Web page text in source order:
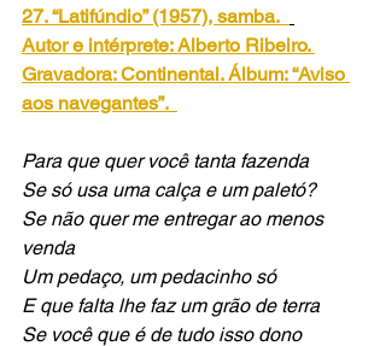
27. “Latifúndio” (1957), samba.
Autor e intérprete: Alberto Ribeiro.
Gravadora: Continental. Álbum: “Aviso
aos navegantes”.
Para que quer você tanta fazenda
Se só usa uma calça e um paletó?
Se não quer me entregar ao menos
venda
Um pedaço, um pedacinho só
E que falta lhe faz um grão de terra
Se você que é de tudo isso dono